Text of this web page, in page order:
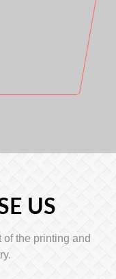
US
of the printing and